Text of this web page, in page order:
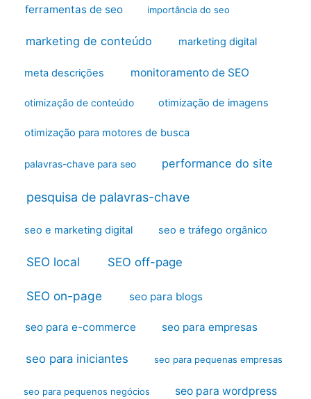
ferramentas de seo importância do seo
marketing de conteúdo marketing digital
meta descrições monitoramento de SEO
otimização de conteúdo otimização de imagens
otimização para motores de busca
palavras-chave para seo performance do site
pesquisa de palavras-chave
seo e marketing digital seo e tráfego orgânico
SEO local SEO off-page
SEO on-page seo para blogs
seo para e-commerce seo para empresas
seo para iniciantes seo para pequenas empresas
seo para pequenos negócios seo para wordpress